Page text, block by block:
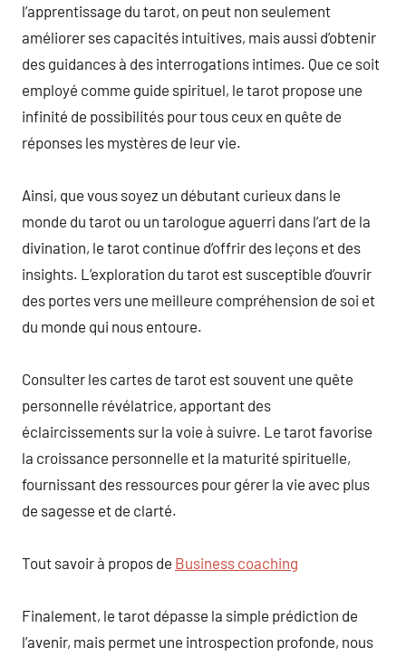
l’apprentissage du tarot, on peut non seulement
améliorer ses capacités intuitives, mais aussi d’obtenir
des guidances à des interrogations intimes. Que ce soit
employé comme guide spirituel, le tarot propose une
infinité de possibilités pour tous ceux en quête de
réponses les mystères de leur vie.
Ainsi, que vous soyez un débutant curieux dans le
monde du tarot ou un tarologue aguerri dans l’art de la
divination, le tarot continue d’offrir des leçons et des
insights. L’exploration du tarot est susceptible d’ouvrir
des portes vers une meilleure compréhension de soi et
du monde qui nous entoure.
Consulter les cartes de tarot est souvent une quête
personnelle révélatrice, apportant des
éclaircissements sur la voie à suivre. Le tarot favorise
la croissance personnelle et la maturité spirituelle,
fournissant des ressources pour gérer la vie avec plus
de sagesse et de clarté.
Tout savoir à propos de Business coaching
Finalement, le tarot dépasse la simple prédiction de
l’avenir, mais permet une introspection profonde, nous